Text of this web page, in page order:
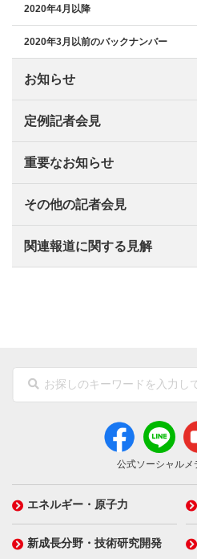
2020年4月以降
2020年3月以前のバックナンバー
お知らせ
定例記者会見
重要なお知らせ
その他の記者会見
関連報道に関する見解
公式ソーシャルメ
エネルギー・原子力
新成長分野・技術研究開発